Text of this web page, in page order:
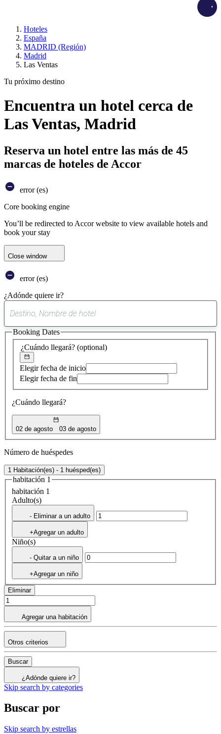
Hoteles
España
MADRID (Región)
Madrid
Las Ventas
Tu próximo destino
Encuentra un hotel cerca de
Las Ventas, Madrid
Reserva un hotel entre las más de 45
marcas de hoteles de Accor
error (es)
Core booking engine
You’ll be redirected to Accor website to view available hotels and
book your stay
Close window
error (es)
¿Adónde quiere ir?
sugerencia
encontrada
¿Cuándo llegará? (optional)
Elegir fecha de inicio
Elegir fecha de fin
¿Cuándo llegará?
02 de agosto 03 de agosto
Booking Dates
Número de huéspedes
1 Habitación(es) - 1 huésped(es)
habitación 1
habitación 1
Adulto(s)
- Eliminar a un adulto
+Agregar un adulto
Niño(s)
- Quitar a un niño
+Agregar un niño
Eliminar
Agregar una habitación
Otros criterios
Buscar
¿Adónde quiere ir?
Skip search by categories
Buscar por
Skip search by estrellas